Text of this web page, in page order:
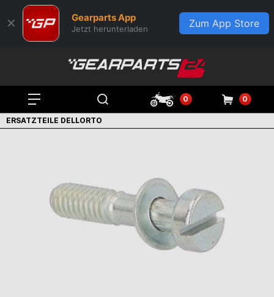
✕ Gearparts App
Jetzt herunterladen Zum App Store
0 0
ERSATZTEILE DELLORTO